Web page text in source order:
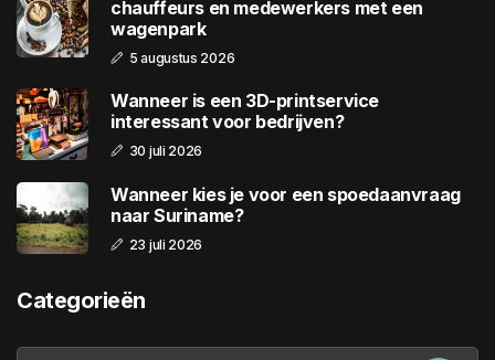
chauffeurs en medewerkers met een
wagenpark
5 augustus 2026
Wanneer is een 3D-printservice
interessant voor bedrijven?
30 juli 2026
Wanneer kies je voor een spoedaanvraag
naar Suriname?
23 juli 2026
Categorieën